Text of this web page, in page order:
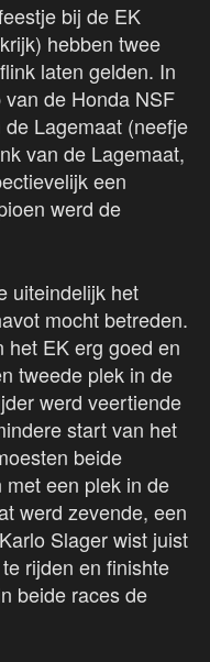
bij de EK
hebben twee
laten gelden. In
de Honda NSF
Lagemaat (neefje
van de Lagemaat,
een
werd de
uiteindelijk het
mocht betreden.
het EK erg goed en
tweede plek in de
werd veertiende
start van het
beide
een plek in de
werd zevende, een
Slager wist juist
rijden en finishte
beide races de